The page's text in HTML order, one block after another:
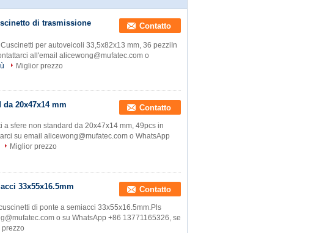
di trasmissione
Contatto
per autoveicoli 33,5x82x13 mm, 36 pezziIn
all'email alicewong@mufatec.com o
Miglior prezzo
20x47x14 mm Contatto
a sfere non standard da 20x47x14 mm, 49pcs in
su email alicewong@mufatec.com o WhatsApp
Miglior prezzo
33x55x16.5mm Contatto
di ponte a semiacci 33x55x16.5mm.Pls
o su WhatsApp +86 13771165326, se
prezzo